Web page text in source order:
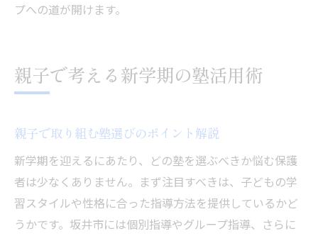
プへの道が開けます。
親子で考える新学期の塾活用術
親子で取り組む塾選びのポイント解説
新学期を迎えるにあたり、どの塾を選ぶべきか悩む保護
者は少なくありません。まず注目すべきは、子どもの学
習スタイルや性格に合った指導方法を提供しているかど
うかです。坂井市には個別指導やグループ指導、さらに